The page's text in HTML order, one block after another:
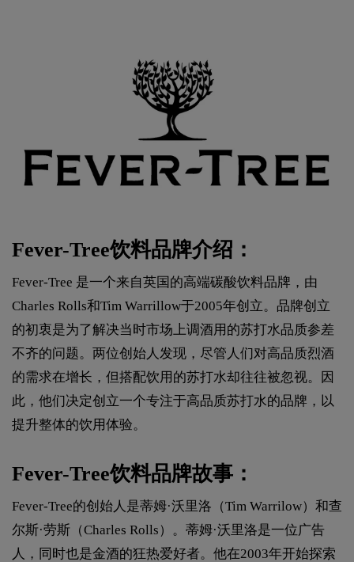
Fever-Tree饮料品牌介绍：
Fever-Tree 是一个来自英国的高端碳酸饮料品牌，由
Charles Rolls和Tim Warrillow于2005年创立。品牌创立
的初衷是为了解决当时市场上调酒用的苏打水品质参差
不齐的问题。两位创始人发现，尽管人们对高品质烈酒
的需求在增长，但搭配饮用的苏打水却往往被忽视。因
此，他们决定创立一个专注于高品质苏打水的品牌，以
提升整体的饮用体验。
Fever-Tree饮料品牌故事：
Fever-Tree的创始人是蒂姆·沃里洛（Tim Warrilow）和查
尔斯·劳斯（Charles Rolls）。蒂姆·沃里洛是一位广告
人，同时也是金酒的狂热爱好者。他在2003年开始探索